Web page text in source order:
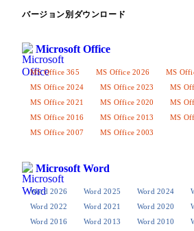
バージョン別ダウンロード
Microsoft Office
MS Office 365 MS Office 2026
MS
MS Office 2024
MS Office 2023
MS
MS Office 2021
MS Office 2020
MS
MS Office 2016
MS Office 2013
MS
MS Office 2007
MS Office 2003
Microsoft Word
Word 2026 Word 2025 Word 2024
Word 2022
Word 2021 Word 2020
Word 2016
Word 2013 Word 2010